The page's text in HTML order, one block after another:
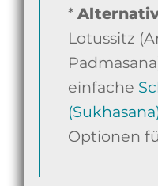
*
Lotussitz
einfache
Optionen